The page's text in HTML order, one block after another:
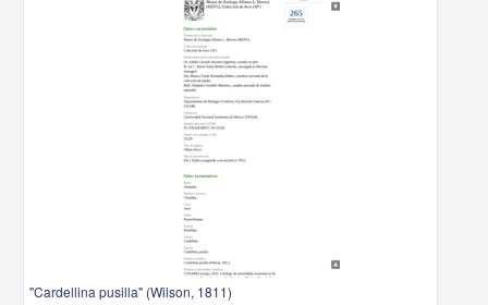
"Cardellina pusilla" (Wilson, 1811)